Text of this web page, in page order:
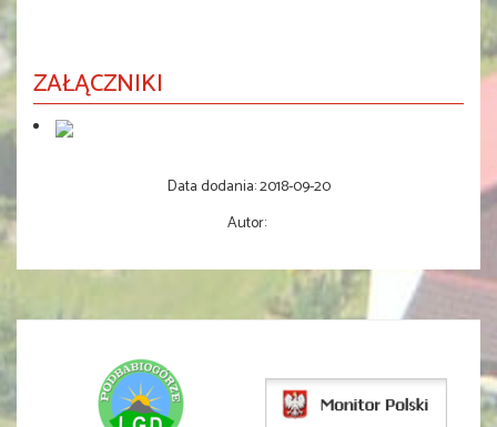
ZAŁĄCZNIKI
Data dodania:2018-09-20
Autor: